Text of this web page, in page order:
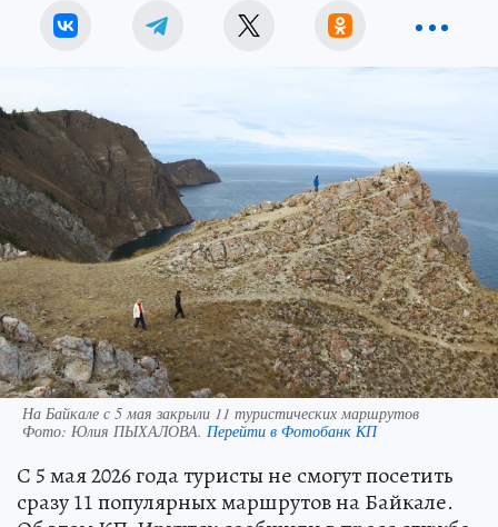
На Байкале с 5 мая закрыли 11 туристических маршрутов
Фото: Юлия ПЫХАЛОВА. Перейти в Фотобанк КП
С 5 мая 2026 года туристы не смогут посетить
сразу 11 популярных маршрутов на Байкале.